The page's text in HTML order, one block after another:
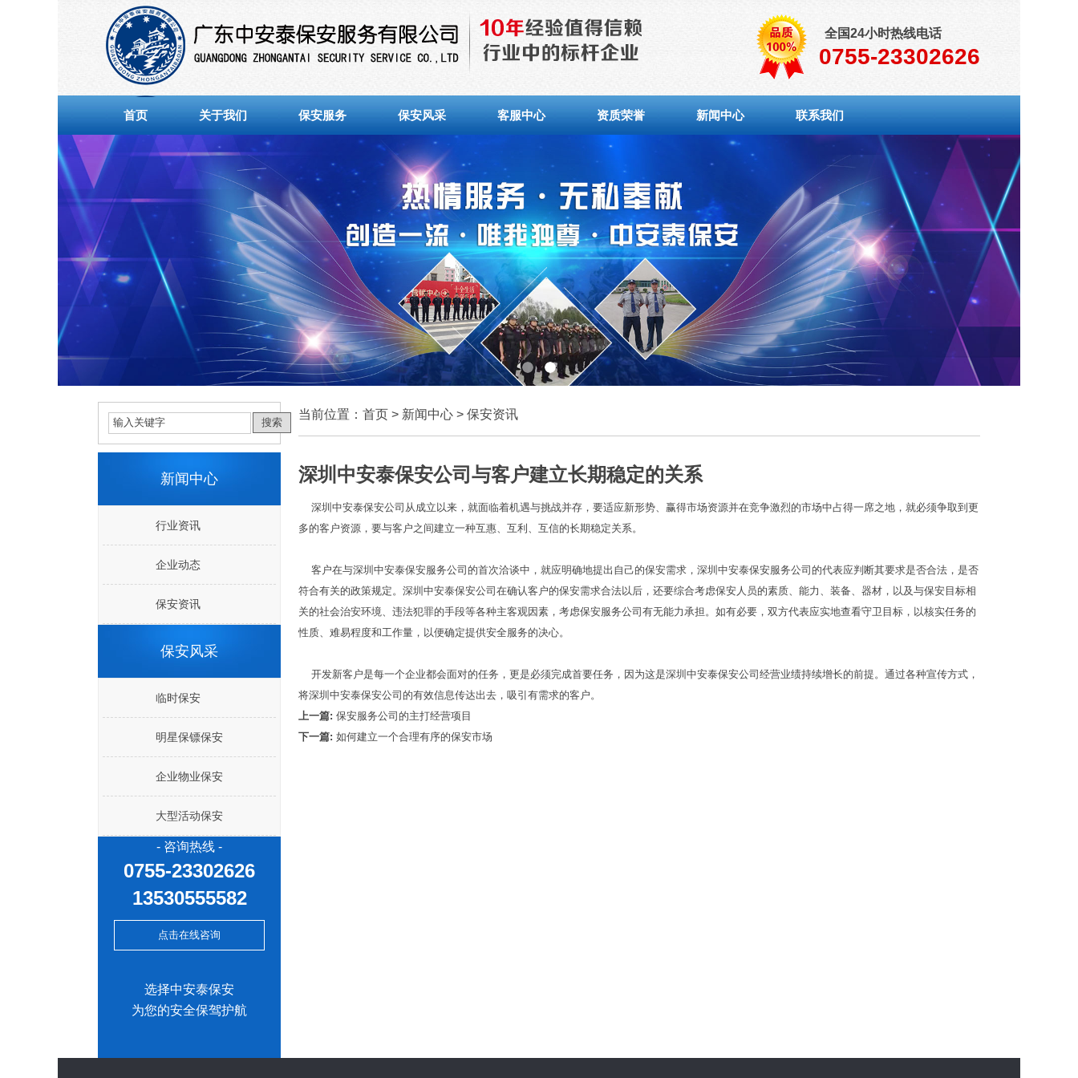
全国24小时热线电话
0755-23302626
首页 关于我们 保安服务 保安风采 客服中心 资质荣誉 新闻中心 联系我们
新闻中心
行业资讯
企业动态
保安资讯
保安风采
临时保安
明星保镖保安
企业物业保安
大型活动保安
- 咨询热线 -
0755-23302626
13530555582
点击在线咨询
选择中安泰保安
为您的安全保驾护航
当前位置： 首页 > 新闻中心 > 保安资讯
深圳中安泰保安公司与客户建立长期稳定的关系
深圳中安泰保安公司从成立以来，就面临着机遇与挑战并存，要适应新形势、赢得市场资源并在竞争激烈的市场中占得一席之地，就必须争取到更
多的客户资源，要与客户之间建立一种互惠、互利、互信的长期稳定关系。
客户在与深圳中安泰保安服务公司的首次洽谈中，就应明确地提出自己的保安需求，深圳中安泰保安服务公司的代表应判断其要求是否合法，是否
符合有关的政策规定。深圳中安泰保安公司在确认客户的保安需求合法以后，还要综合考虑保安人员的素质、能力、装备、器材，以及与保安目标相
关的社会治安环境、违法犯罪的手段等各种主客观因素，考虑保安服务公司有无能力承担。如有必要，双方代表应实地查看守卫目标，以核实任务的
性质、难易程度和工作量，以便确定提供安全服务的决心。
开发新客户是每一个企业都会面对的任务，更是必须完成首要任务，因为这是深圳中安泰保安公司经营业绩持续增长的前提。通过各种宣传方式，
将深圳中安泰保安公司的有效信息传达出去，吸引有需求的客户。
上一篇: 保安服务公司的主打经营项目
下一篇: 如何建立一个合理有序的保安市场